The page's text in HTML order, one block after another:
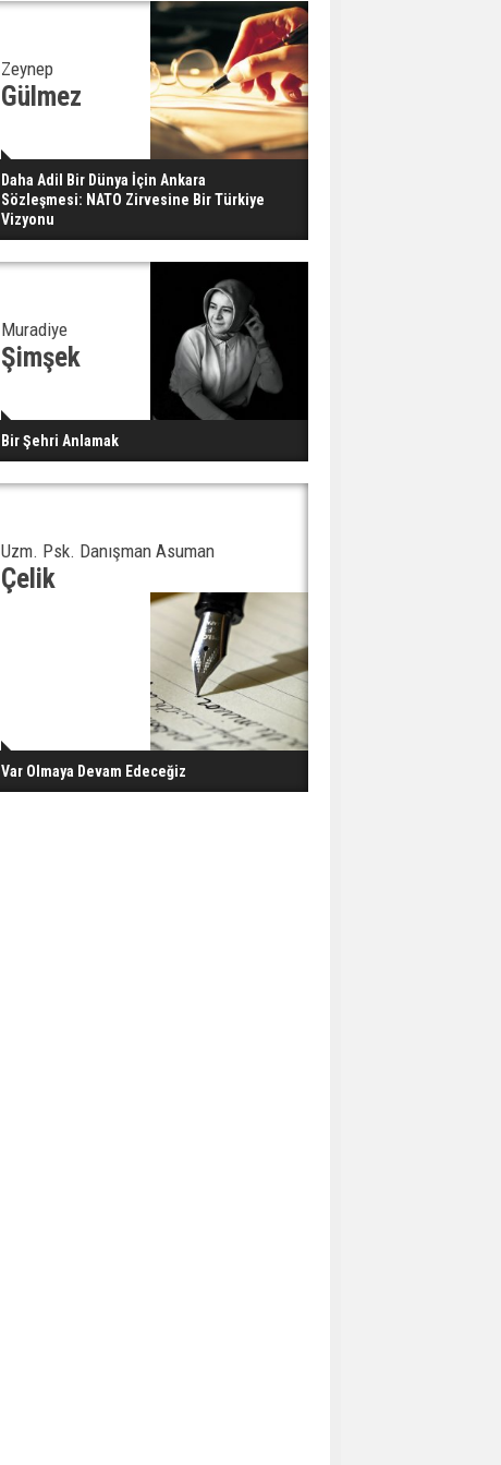
Gazze'deki Sağlık
Bakanlığı duyurdu:
Vahşetin pençesinde 2
salgın vaka tespit edildi
Zeynep
Gülmez
Daha Adil Bir Dünya İçin Ankara
Sözleşmesi: NATO Zirvesine Bir Türkiye
Vizyonu
Muradiye
Şimşek
Bir Şehri Anlamak
Uzm. Psk. Danışman Asuman
Çelik
Var Olmaya Devam Edeceğiz